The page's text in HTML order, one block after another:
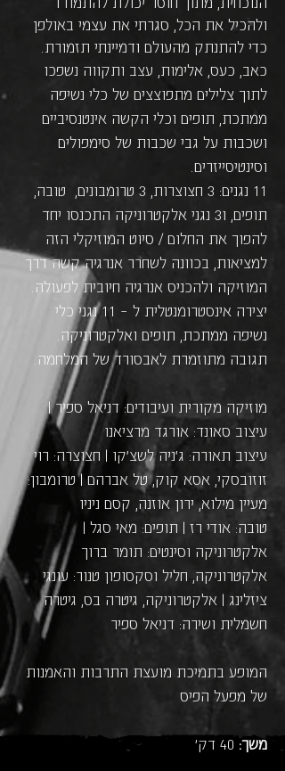
ולהכיל את הכל, סגרתי את עצמי באולפן
כדי להתנתק מהעולם ודמיינתי תזמורת.
כאב, כעס, אלימות, עצב ותקווה נשפכו
לתוך צלילים מתפוצצים של כלי נשיפה
ממתכת, תופים וכלי הקשה אינטנסיביים
ושכבות על גבי שכבות של סימפולים
וסינטיסייזרים.
11 נגנים: 3 חצוצרות, 3 טרומבונים, טובה,
תופים, ו3 נגני אלקטרוניקה התכנסו יחד
להפוך את החלום / סיוט המוזיקלי הזה
למציאות, בכוונה לשחרר אנרגיה קשה דרך
המוזיקה ולהכניס אנרגיה חיובית לפעולה.
יצירה אינסטרומנטלית ל – 11 נגני כלי
נשיפה ממתכת, תופים ואלקטרוניקה.
תגובה מתוזמרת לאבסורד של המלחמה.
מוזיקה מקורית ועיבודים: דניאל ספיר |
עיצוב סאונד: אורגד מרציאנו
עיצוב תאורה: ג׳ניה לשצ׳קו | חצוצרה: רוי
זוזובסקי, אסא קוק, טל אברהם | טרומבון:
מעיין מילוא, ירון אוזנה, קסם ניניו
טובה: אודי רז | תופים: מאי סגל |
אלקטרוניקה וסינטים: תומר ברוך
אלקטרוניקה, חליל וסקסופון טנור: עונגי
ציזלינג | אלקטרוניקה, גיטרה בס, גיטרה
חשמלית ושירה: דניאל ספיר
המופע בתמיכת מועצת התרבות והאמנות
של מפעל הפיס
משך: